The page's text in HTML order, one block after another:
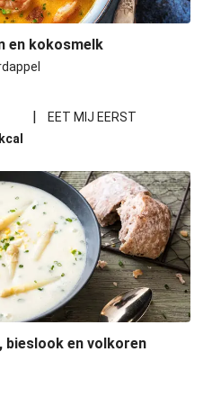
en kokosmelk
|
EET MIJ EERST
kcal
bieslook en volkoren